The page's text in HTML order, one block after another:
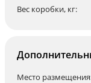
Вес коробки, кг:
Место